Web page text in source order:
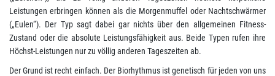
Leistungen erbringen können als die Morgenmuffel oder Nachtschwärmer
(„Eulen“). Der Typ sagt dabei gar nichts über den allgemeinen Fitness-
Zustand oder die absolute Leistungsfähigkeit aus. Beide Typen rufen ihre
Höchst-Leistungen nur zu völlig anderen Tageszeiten ab.
Der Grund ist recht einfach. Der Biorhythmus ist genetisch für jeden von uns